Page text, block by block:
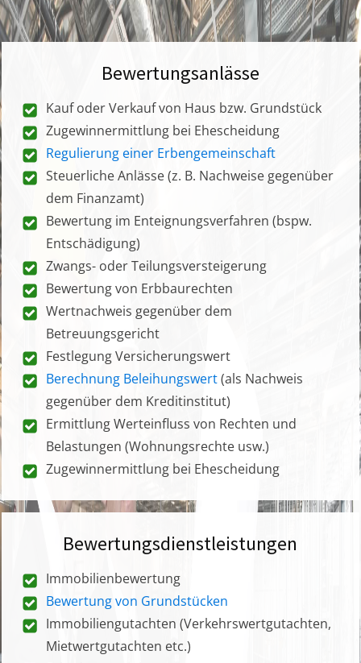
Bewertungsanlässe
Kauf oder Verkauf von Haus bzw. Grundstück
Zugewinnermittlung bei Ehescheidung
Regulierung einer Erbengemeinschaft
Steuerliche Anlässe (z. B. Nachweise gegenüber
dem Finanzamt)
Bewertung im Enteignungsverfahren (bspw.
Entschädigung)
Zwangs- oder Teilungsversteigerung
Bewertung von Erbbaurechten
Wertnachweis gegenüber dem
Betreuungsgericht
Festlegung Versicherungswert
Berechnung Beleihungswert(als Nachweis
gegenüber dem Kreditinstitut)
Ermittlung Werteinfluss von Rechten und
Belastungen (Wohnungsrechte usw.)
Zugewinnermittlung bei Ehescheidung
Bewertungsdienstleistungen
Immobilienbewertung
Bewertung von Grundstücken
Immobiliengutachten (Verkehrswertgutachten,
Mietwertgutachten etc.)